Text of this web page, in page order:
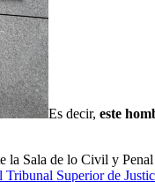
Es decir, este
la Sala de lo Civil y
Superior de